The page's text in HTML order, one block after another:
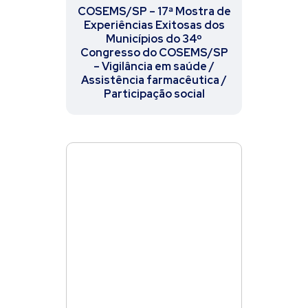
COSEMS/SP – 17ª Mostra de
Experiências Exitosas dos
Municípios do 34º
Congresso do COSEMS/SP
– Vigilância em saúde /
Assistência farmacêutica /
Participação social